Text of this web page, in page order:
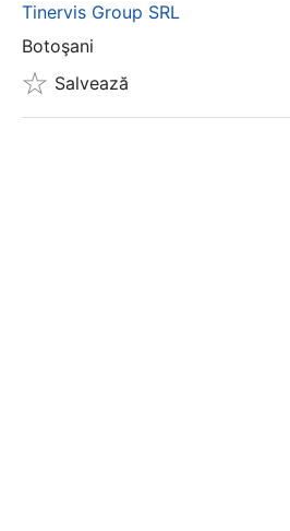
Tinervis Group SRL
Botoşani
Salvează